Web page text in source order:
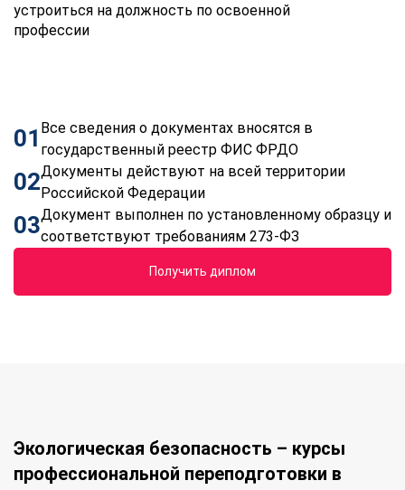
устроиться на должность по освоенной
профессии
01 Все сведения о документах вносятся в
государственный реестр ФИС ФРДО
02Документы действуют на всей территории
Российской Федерации
03Документ выполнен по установленному образцу и
соответствуют требованиям 273-ФЗ
Получить диплом
Экологическая безопасность – курсы
профессиональной переподготовки в